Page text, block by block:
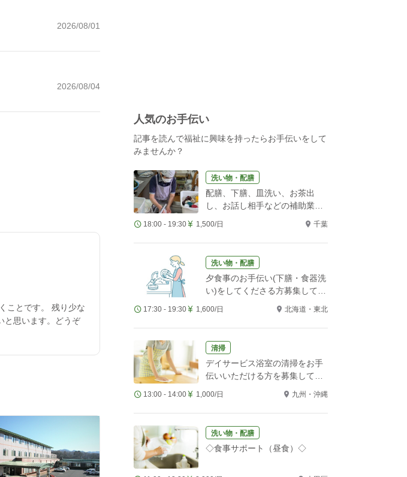
2026/08/01
2026/08/04
ことです。 残り少な
と思います。どうぞ
人気のお手伝い
記事を読んで福祉に興味を持ったらお手伝いをして
みませんか？
洗い物・配膳
配膳、下膳、皿洗い、お茶出
し、お話し相手などの補助業務
18:00 - 19:30 1,500/日 千葉
洗い物・配膳
夕食事のお手伝い(下膳・食器洗
い)をしてくださる方募集してい
17:30 - 19:30 1,600/日 北海道・東北
清掃
デイサービス浴室の清掃をお手
伝いいただける方を募集してい
13:00 - 14:00 1,000/日 九州・沖縄
洗い物・配膳
◇食事サポート（昼食）◇